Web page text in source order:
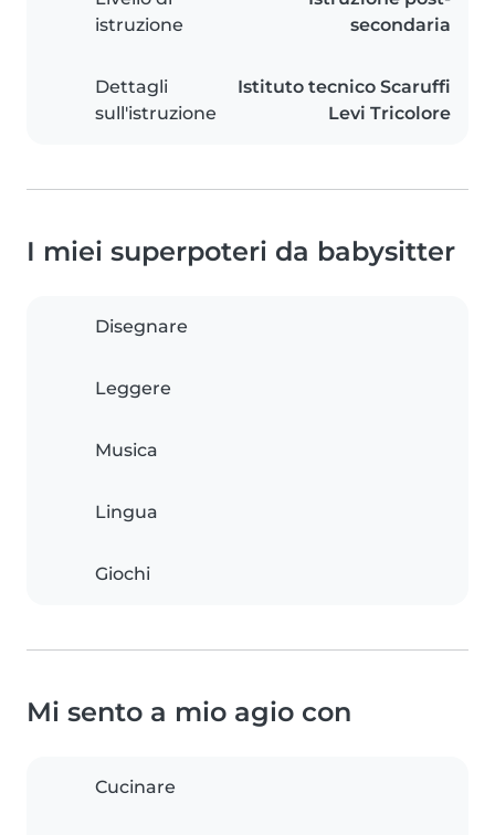
istruzione
secondaria
Dettagli
sull'istruzione
Istituto tecnico Scaruffi
Levi Tricolore
I miei superpoteri da babysitter
Disegnare
Leggere
Musica
Lingua
Giochi
Mi sento a mio agio con
Cucinare